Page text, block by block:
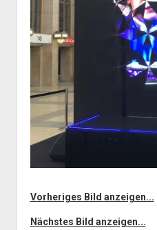
Vorheriges Bild anzeigen...
Nächstes Bild anzeigen...